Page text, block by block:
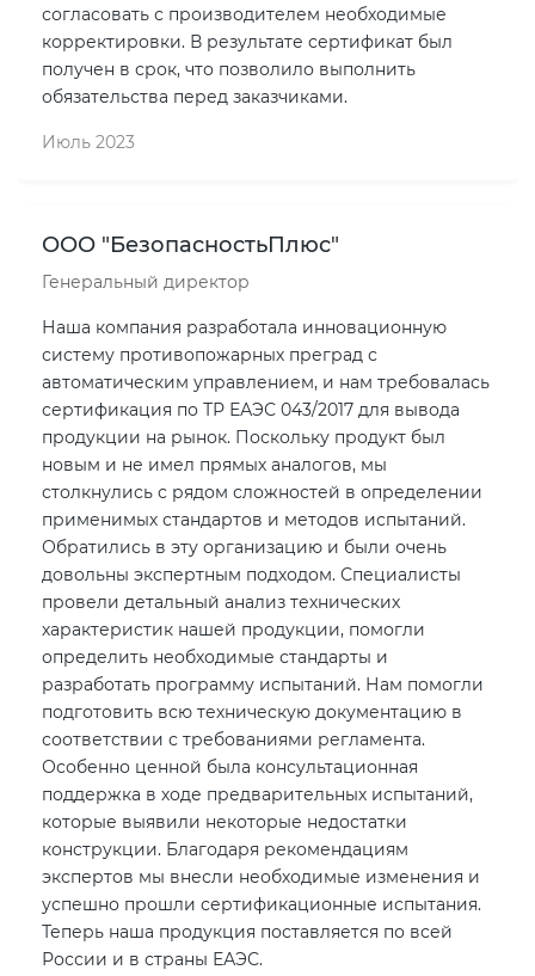
согласовать с производителем необходимые
корректировки. В результате сертификат был
получен в срок, что позволило выполнить
обязательства перед заказчиками.
Июль 2023
ООО "БезопасностьПлюс"
Генеральный директор
Наша компания разработала инновационную
систему противопожарных преград с
автоматическим управлением, и нам требовалась
сертификация по ТР ЕАЭС 043/2017 для вывода
продукции на рынок. Поскольку продукт был
новым и не имел прямых аналогов, мы
столкнулись с рядом сложностей в определении
применимых стандартов и методов испытаний.
Обратились в эту организацию и были очень
довольны экспертным подходом. Специалисты
провели детальный анализ технических
характеристик нашей продукции, помогли
определить необходимые стандарты и
разработать программу испытаний. Нам помогли
подготовить всю техническую документацию в
соответствии с требованиями регламента.
Особенно ценной была консультационная
поддержка в ходе предварительных испытаний,
которые выявили некоторые недостатки
конструкции. Благодаря рекомендациям
экспертов мы внесли необходимые изменения и
успешно прошли сертификационные испытания.
Теперь наша продукция поставляется по всей
России и в страны ЕАЭС.